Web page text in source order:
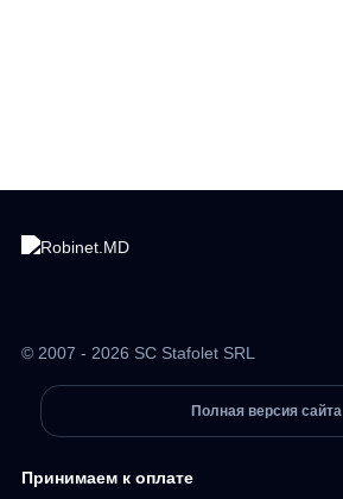
© 2007 - 2026 SC Stafolet SRL
Полная версия сайта
Принимаем к оплате